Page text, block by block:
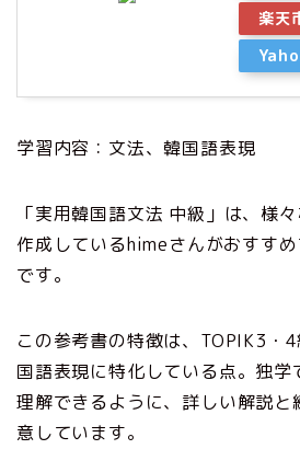
楽天
学習内容：文法、韓国語表現
「実用韓国語文法 中級」は、様
作成しているhimeさんがおすす
です。
この参考書の特徴は、TOPIK3・
国語表現に特化している点。独学
理解できるように、詳しい解説と
意しています。